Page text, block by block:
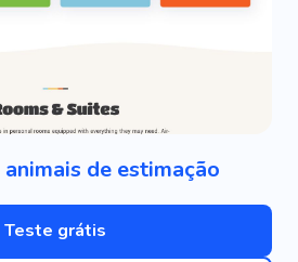
de estimação
Teste grátis